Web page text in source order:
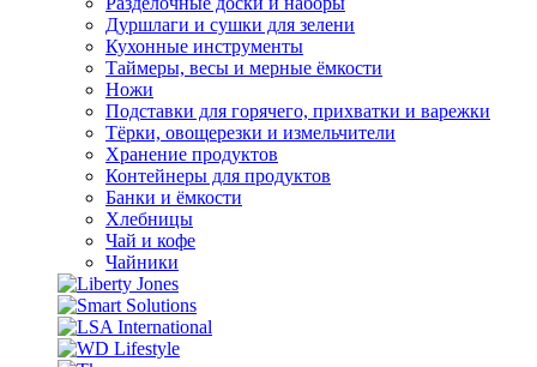
Дуршлаги и сушки для зелени
Кухонные инструменты
Таймеры, весы и мерные ёмкости
Ножи
Подставки для горячего, прихватки и варежки
Тёрки, овощерезки и измельчители
Хранение продуктов
Контейнеры для продуктов
Банки и ёмкости
Хлебницы
Чай и кофе
Чайники